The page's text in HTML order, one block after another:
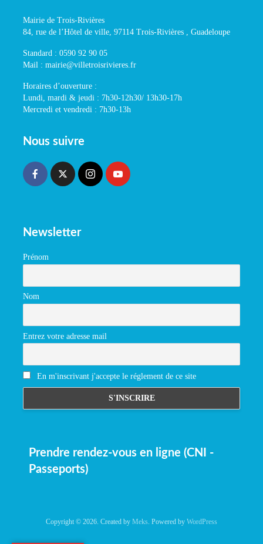
Mairie de Trois-Rivières
84, rue de l’Hôtel de ville, 97114 Trois-Rivières , Guadeloupe
Standard : 0590 92 90 05
Mail : mairie@villetroisrivieres.fr
Horaires d’ouverture :
Lundi, mardi & jeudi : 7h30-12h30/ 13h30-17h
Mercredi et vendredi : 7h30-13h
Nous suivre
Newsletter
Prénom
Nom
Entrez votre adresse mail
En m'inscrivant j'accepte le réglement de ce site
Prendre rendez-vous en ligne (CNI -
Passeports)
Copyright © 2026. Created by Meks . Powered by WordPress